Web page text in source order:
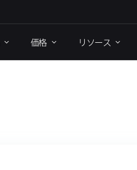
価格 リソース